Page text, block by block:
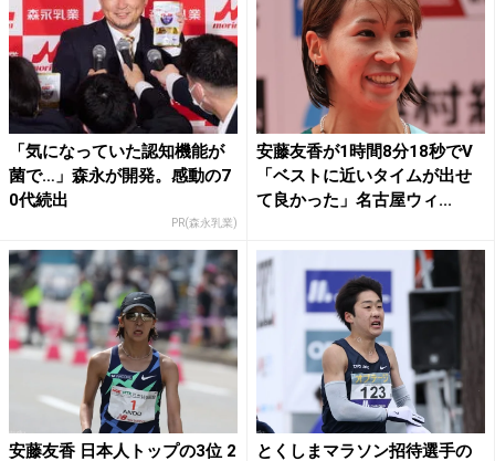
「気になっていた認知機能が
菌で…」森永が開発。感動の7
0代続出
PR(森永乳業)
安藤友香が1時間8分18秒でV
「ベストに近いタイムが出せ
て良かった」名古屋ウィ...
安藤友香 日本人トップの3位 2
とくしまマラソン招待選手の